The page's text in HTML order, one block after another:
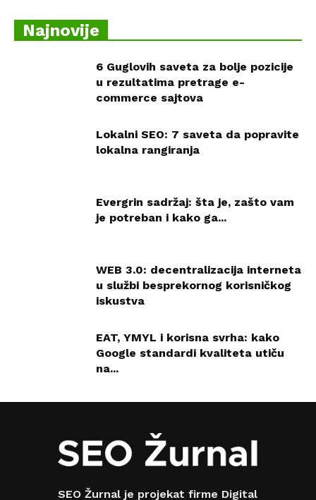
Najnovije
6 Guglovih saveta za bolje pozicije
u rezultatima pretrage e-
commerce sajtova
Lokalni SEO: 7 saveta da popravite
lokalna rangiranja
Evergrin sadržaj: šta je, zašto vam
je potreban i kako ga...
WEB 3.0: decentralizacija interneta
u službi besprekornog korisničkog
iskustva
EAT, YMYL i korisna svrha: kako
Google standardi kvaliteta utiču
na...
SEO Žurnal je projekat firme Digital